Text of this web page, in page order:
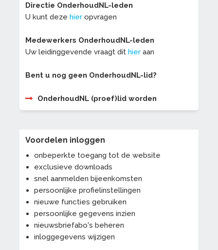
Directie OnderhoudNL-leden
U kunt deze hier opvragen
Medewerkers OnderhoudNL-leden
Uw leidinggevende vraagt dit hier aan
Bent u nog geen OnderhoudNL-lid?
OnderhoudNL (proef)lid worden
Voordelen inloggen
onbeperkte toegang tot de website
exclusieve downloads
snel aanmelden bijeenkomsten
persoonlijke profielinstellingen
nieuwe functies gebruiken
persoonlijke gegevens inzien
nieuwsbriefabo's beheren
inloggegevens wijzigen